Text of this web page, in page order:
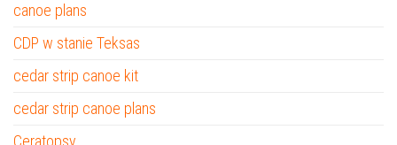
canoe plans
CDP w stanie Teksas
cedar strip canoe kit
cedar strip canoe plans
Ceratopsy